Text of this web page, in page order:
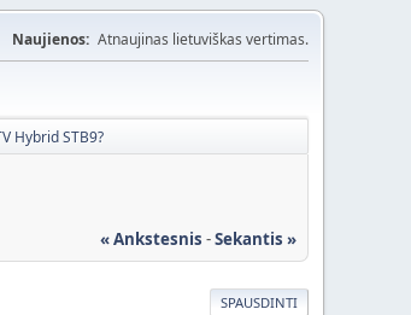
Naujienos: Atnaujinas lietuviškas vertimas.
Hybrid STB9?
« Ankstesnis -Sekantis »
SPAUSDINTI